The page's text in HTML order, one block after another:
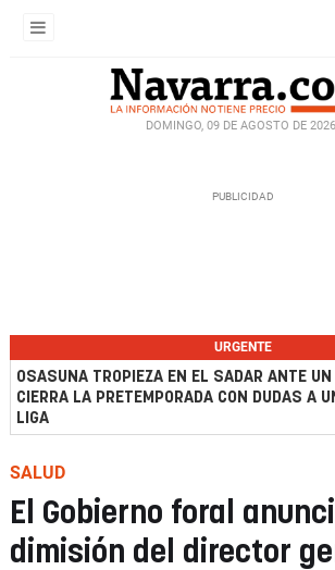
DOMINGO, 09 DE AGOSTO DE 2026
URGENTE
OSASUNA TROPIEZA EN EL SADAR ANTE
CIERRA LA PRETEMPORADA CON DUDAS A
LIGA
SALUD
El Gobierno foral
dimisión del director